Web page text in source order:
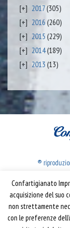
2017(305)
2016 (260)
2015 (229)
2014(189)
2013 (13)
®
Via
Confartigianato
acquisizione del suo
non strettamente
con le preferenze